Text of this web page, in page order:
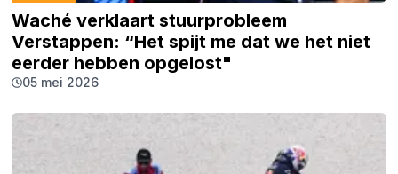
Waché verklaart stuurprobleem
Verstappen: “Het spijt me dat we het niet
eerder hebben opgelost"
05 mei 2026